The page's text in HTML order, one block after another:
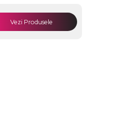
Vezi Produsele